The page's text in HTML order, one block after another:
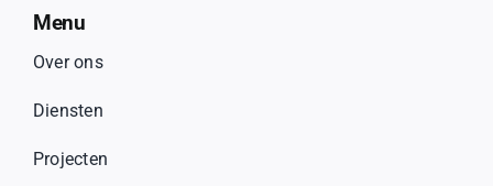
Menu
Over ons
Diensten
Projecten